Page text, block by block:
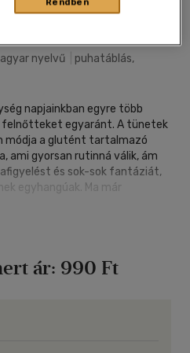
nyelvű
puhatáblás,
napjainkban egyre több
egyaránt. A tünetek
módja a glutént tartalmazó
ami gyorsan rutinná válik, ám
és sok-sok fantáziát,
egyhangúak. Ma már
árú, széles spektrumú
a boltok polcain, így a
a nem gluténérzékeny
legújabb kötetének receptjei
ár: 990 Ft